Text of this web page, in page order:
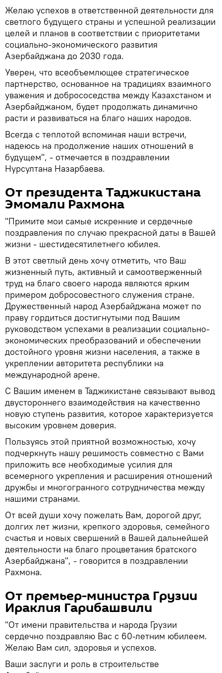
Желаю успехов в ответственной деятельности для
светлого будущего страны и успешной реализации
целей и планов в соответствии с приоритетами
социально-экономического развития
Азербайджана до 2030 года.
Уверен, что всеобъемлющее стратегическое
партнерство, основанное на традициях взаимного
уважения и добрососедства между Казахстаном и
Азербайджаном, будет продолжать динамично
расти и развиваться на благо наших народов.
Всегда с теплотой вспоминая наши встречи,
надеюсь на продолжение наших отношений в
будущем", - отмечается в поздравлении
Нурсултана Назарбаева.
От президента Таджикистана
Эмомали Рахмона
"Примите мои самые искренние и сердечные
поздравления по случаю прекрасной даты в Вашей
жизни - шестидесятилетнего юбилея.
В этот светлый день хочу отметить, что Ваш
жизненный путь, активный и самоотверженный
труд на благо своего народа являются ярким
примером добросовестного служения стране.
Дружественный народ Азербайджана может по
праву гордиться достигнутыми под Вашим
руководством успехами в реализации социально-
экономических преобразований и обеспечении
достойного уровня жизни населения, а также в
укреплении авторитета республики на
международной арене.
С Вашим именем в Таджикистане связывают вывод
двустороннего взаимодействия на качественно
новую ступень развития, которое характеризуется
высоким уровнем доверия.
Пользуясь этой приятной возможностью, хочу
подчеркнуть нашу решимость совместно с Вами
приложить все необходимые усилия для
всемерного укрепления и расширения отношений
дружбы и многогранного сотрудничества между
нашими странами.
От всей души хочу пожелать Вам, дорогой друг,
долгих лет жизни, крепкого здоровья, семейного
счастья и новых свершений в Вашей дальнейшей
деятельности на благо процветания братского
Азербайджана", - говорится в поздравлении
Рахмона.
От премьер-министра Грузии
Ираклия Гарибашвили
"От имени правительства и народа Грузии
сердечно поздравляю Вас с 60-летним юбилеем.
Желаю Вам сил, здоровья и успехов.
Ваши заслуги и роль в строительстве